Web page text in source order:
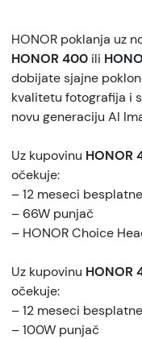
HONOR poklanja uz
HONOR 400 ili
dobijate sjajne
kvalitetu fotografija i
novu generaciju AI
Uz kupovinu HONOR
očekuje:
– 12 meseci
– 66W punjač
– HONOR Choice
Uz kupovinu HONOR
očekuje:
– 12 meseci
– 100W punjač